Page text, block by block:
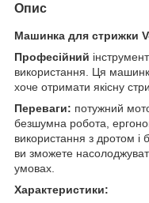
Опис
Машинка для стрижки
Професійний
використання. Ця
хоче отримати якісну
Переваги: потужний
безшумна робота,
використання з дротом і
ви зможете
умовах.
Характеристики: